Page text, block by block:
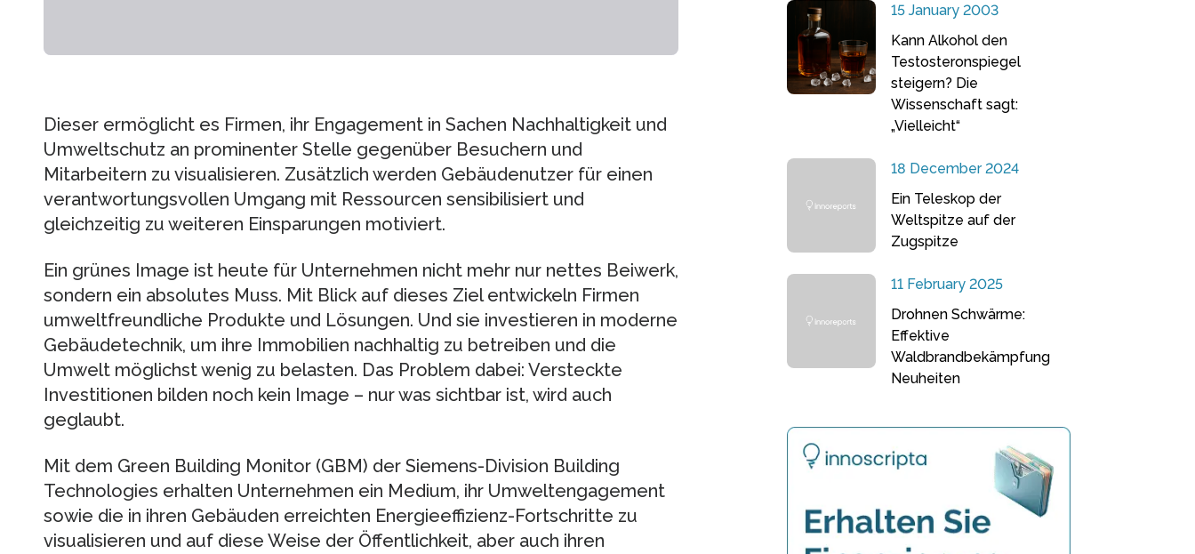
Dieser ermöglicht es Firmen, ihr Engagement in Sachen Nachhaltigkeit und
Umweltschutz an prominenter Stelle gegenüber Besuchern und
Mitarbeitern zu visualisieren. Zusätzlich werden Gebäudenutzer für einen
verantwortungsvollen Umgang mit Ressourcen sensibilisiert und
gleichzeitig zu weiteren Einsparungen motiviert.
Ein grünes Image ist heute für Unternehmen nicht mehr nur nettes Beiwerk,
sondern ein absolutes Muss. Mit Blick auf dieses Ziel entwickeln Firmen
umweltfreundliche Produkte und Lösungen. Und sie investieren in moderne
Gebäudetechnik, um ihre Immobilien nachhaltig zu betreiben und die
Umwelt möglichst wenig zu belasten. Das Problem dabei: Versteckte
Investitionen bilden noch kein Image – nur was sichtbar ist, wird auch
geglaubt.
Mit dem Green Building Monitor (GBM) der Siemens-Division Building
Technologies erhalten Unternehmen ein Medium, ihr Umweltengagement
sowie die in ihren Gebäuden erreichten Energieeffizienz-Fortschritte zu
visualisieren und auf diese Weise der Öffentlichkeit, aber auch ihren
15 January 2003
Kann Alkohol den
Testosteronspiegel
steigern? Die
Wissenschaft sagt:
„Vielleicht“
18 December 2024
Ein Teleskop der
Weltspitze auf der
Zugspitze
11 February 2025
Drohnen Schwärme:
Effektive
Waldbrandbekämpfung
Neuheiten